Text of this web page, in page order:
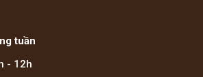
tuần
- 12h